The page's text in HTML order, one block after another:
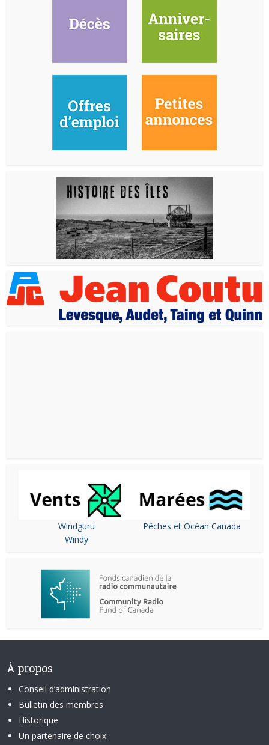
Windguru
Windy
Pêches et Océan Canada
À propos
Conseil d’administration
Bulletin des membres
Historique
Un partenaire de choix